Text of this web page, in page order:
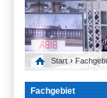
Start ›
Fachgebiet